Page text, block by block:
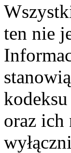
ten nie
oraz ich